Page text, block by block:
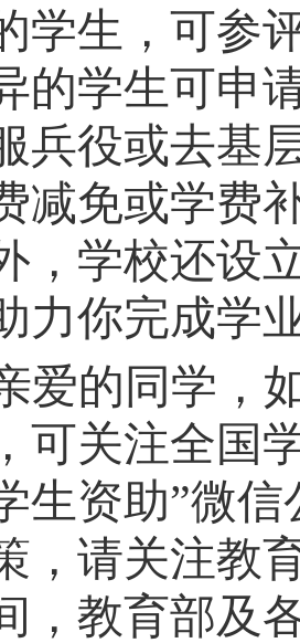
学生，可参
的学生可申
兵役或去基
减免或学费
，学校还设
力你完成学
爱的同学，
可关注全国
生资助”微信
，请关注教
，教育部及